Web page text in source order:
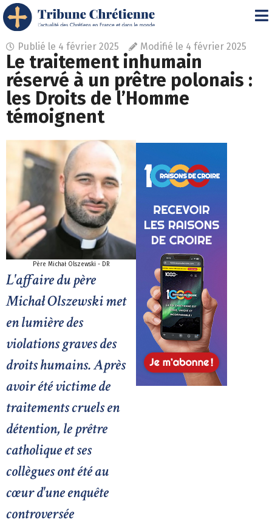
Publié le 4 février 2025 Modifié le 4 février 2025
Le traitement inhumain
réservé à un prêtre polonais :
les Droits de l’Homme
témoignent
Père Michał Olszewski - DR
L'affaire du père
Michał Olszewski met
en lumière des
violations graves des
droits humains. Après
avoir été victime de
traitements cruels en
détention, le prêtre
catholique et ses
collègues ont été au
cœur d'une enquête
controversée